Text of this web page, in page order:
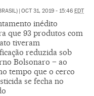
| OCT 31, 2019 - 15:46 EDT
inédito
que 93 produtos com
tiveram
reduzida sob
Bolsonaro – ao
tempo que o cerco
se fecha no